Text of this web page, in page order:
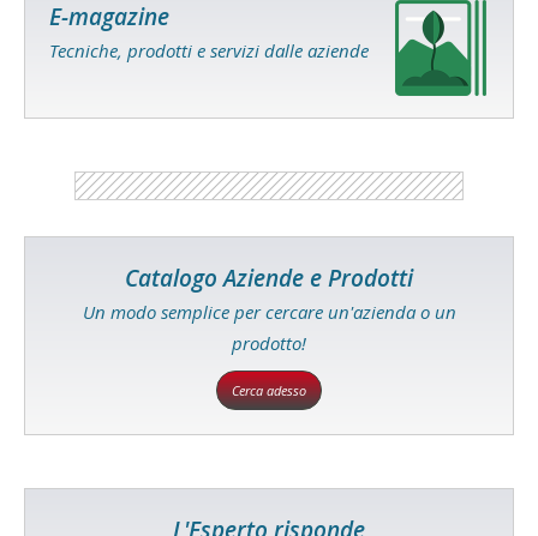
E-magazine
Tecniche, prodotti e servizi dalle aziende
Catalogo Aziende e Prodotti
Un modo semplice per cercare un'azienda o un
prodotto!
Cerca adesso
L'Esperto risponde